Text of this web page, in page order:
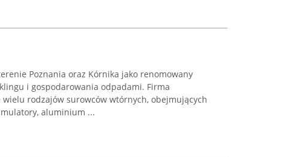
Poznania oraz Kórnika jako renomowany
i gospodarowania odpadami. Firma
rodzajów surowców wtórnych, obejmujących
aluminium ...